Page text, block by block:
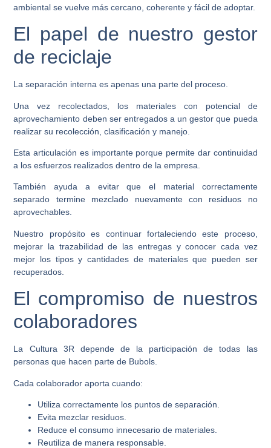
ambiental se vuelve más cercano, coherente y fácil de adoptar.
El papel de nuestro gestor
de reciclaje
La separación interna es apenas una parte del proceso.
Una vez recolectados, los materiales con potencial de
aprovechamiento deben ser entregados a un gestor que pueda
realizar su recolección, clasificación y manejo.
Esta articulación es importante porque permite dar continuidad
a los esfuerzos realizados dentro de la empresa.
También ayuda a evitar que el material correctamente
separado termine mezclado nuevamente con residuos no
aprovechables.
Nuestro propósito es continuar fortaleciendo este proceso,
mejorar la trazabilidad de las entregas y conocer cada vez
mejor los tipos y cantidades de materiales que pueden ser
recuperados.
El compromiso de nuestros
colaboradores
La Cultura 3R depende de la participación de todas las
personas que hacen parte de Bubols.
Cada colaborador aporta cuando:
Utiliza correctamente los puntos de separación.
Evita mezclar residuos.
Reduce el consumo innecesario de materiales.
Reutiliza de manera responsable.